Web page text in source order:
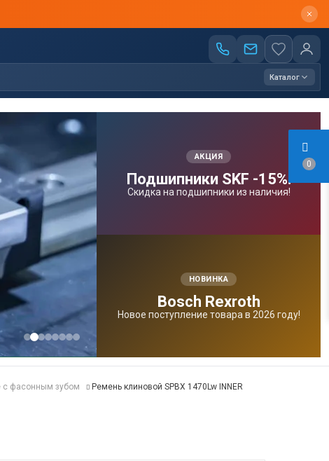
0
Каталог
АКЦИЯ
Подшипники SKF -15%!
Скидка на подшипники из наличия!
НОВИНКА
Bosсh Rexroth
Новое поступление товара в 2026 году!
с фасонным зубом Ремень клиновой SPBX 1470Lw INNER